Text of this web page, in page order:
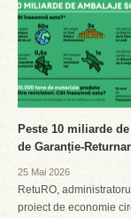
Peste 10 miliarde
de Garanție-
25 Mai 2026
RetuRO,
proiect de economie